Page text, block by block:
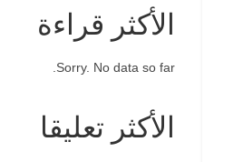
الأكثر قراءة
Sorry. No data so far.
الأكثر تعليقا